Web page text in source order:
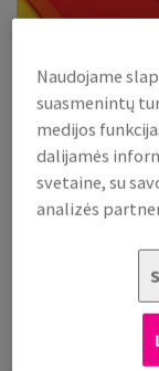
Vaizdinės
Sužinokite apie
skirtos Jūsų
Peržiūrėti
Naudojame
suasmenintų
medijos
dalijamės
svetaine, su
analizės